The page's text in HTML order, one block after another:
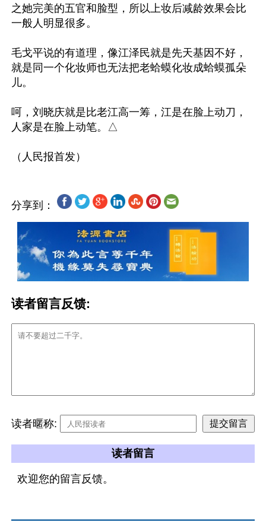
之她完美的五官和脸型，所以上妆后减龄效果会比
一般人明显很多。
毛戈平说的有道理，像江泽民就是先天基因不好，
就是同一个化妆师也无法把老蛤蟆化妆成蛤蟆孤朵
儿。
呵，刘晓庆就是比老江高一筹，江是在脸上动刀，
人家是在脸上动笔。△
分享到：
读者留言反馈:
读者暱称:
读者留言
欢迎您的留言反馈。